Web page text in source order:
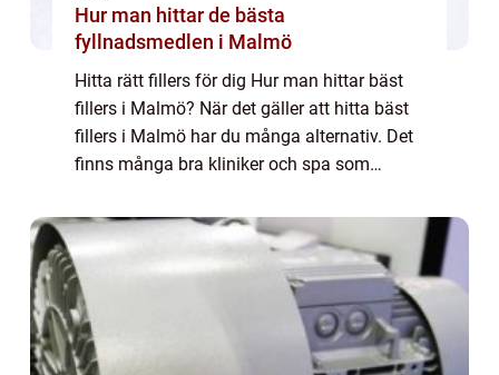
Hur man hittar de bästa
fyllnadsmedlen i Malmö
Hitta rätt fillers för dig Hur man hittar bäst
fillers i Malmö? När det gäller att hitta bäst
fillers i Malmö har du många alternativ. Det
finns många bra kliniker och spa som
du var du ska börja? Genom at...